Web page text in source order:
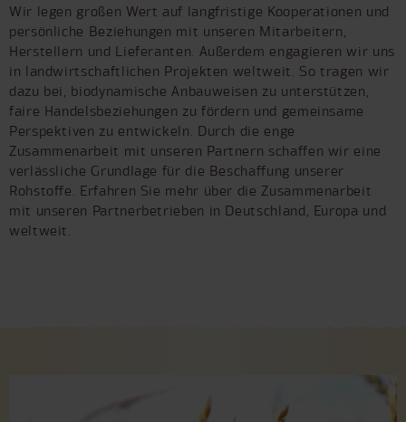
Wir legen großen Wert auf langfristige Kooperationen und
persönliche Beziehungen mit unseren Mitarbeitern,
Herstellern und Lieferanten. Außerdem engagieren wir uns
in landwirtschaftlichen Projekten weltweit. So tragen wir
dazu bei, biodynamische Anbauweisen zu unterstützen,
faire Handelsbeziehungen zu fördern und gemeinsame
Perspektiven zu entwickeln. Durch die enge
Zusammenarbeit mit unseren Partnern schaffen wir eine
verlässliche Grundlage für die Beschaffung unserer
Rohstoffe. Erfahren Sie mehr über die Zusammenarbeit
mit unseren Partnerbetrieben in Deutschland, Europa und
weltweit.